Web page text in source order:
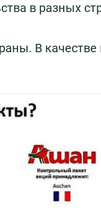
в разных
В